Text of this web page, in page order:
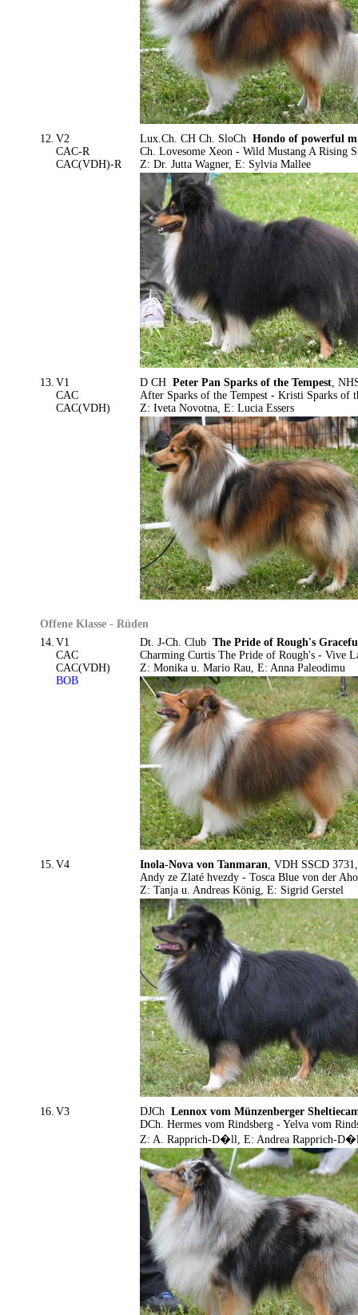
12. V2
CAC-R
CAC(VDH)-R
Lux.Ch. CH Ch. SloCh Hondo of powerful
Ch. Lovesome Xeon - Wild Mustang A Rising
Z: Dr. Jutta Wagner, E: Sylvia Mallee
13. V1
CAC
CAC(VDH)
D CH Peter Pan Sparks of the Tempest,
After Sparks of the Tempest - Kristi Sparks of
Z: Iveta Novotna, E: Lucia Essers
Offene Klasse - Rüden
14. V1
CAC
CAC(VDH)
BOB
Dt. J-Ch. Club The Pride of Rough's
Charming Curtis The Pride of Rough's - Vive
Z: Monika u. Mario Rau, E: Anna Paleodimu
15. V4 Inola-Nova von Tanmaran, VDH SSCD
Andy ze Zlaté hvezdy - Tosca Blue von der
Z: Tanja u. Andreas König, E: Sigrid Gerstel
16. V3 DJCh Lennox vom Münzenberger
DCh. Hermes vom Rindsberg - Yelva vom
Z: A. Rapprich-D�ll, E: Andrea Rapprich-